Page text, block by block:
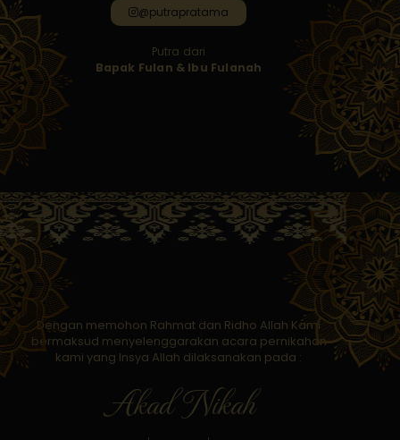
@putrapratama
Putra dari
Bapak Fulan & Ibu Fulanah
Dengan memohon Rahmat dan Ridho Allah Kami
bermaksud menyelenggarakan acara pernikahan
kami yang Insya Allah dilaksanakan pada :
Akad Nikah